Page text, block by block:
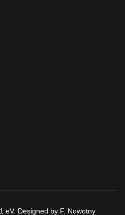
eV. Designed by F. Nowotny